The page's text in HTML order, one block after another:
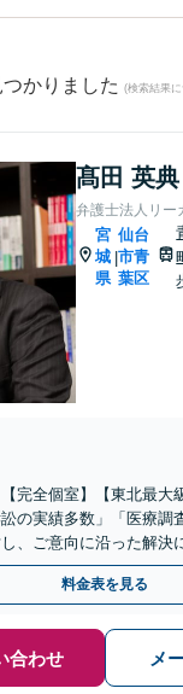
かりました (検索結果
髙田 英典
弁護士法人リー
宮
城
県
|
仙台
市青
葉区
【完全個室】【東北最大
の実績多数」「医療調
、ご意向に沿った解決
付】【土曜面談対応】
料金表を見る
合わせ メ